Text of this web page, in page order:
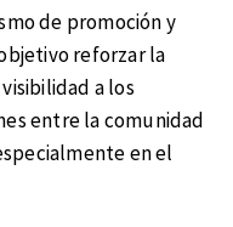
de promoción y
reforzar la
a los
entre la comunidad
en el